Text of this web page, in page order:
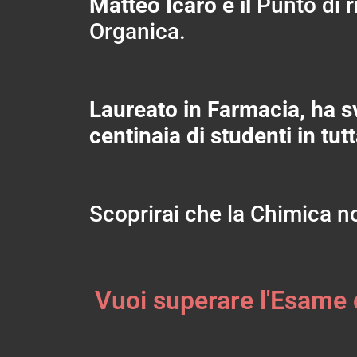
Organica.
Laureato in Farmacia, ha
centinaia di studenti in
Scoprirai che la Chimica
Vuoi superare